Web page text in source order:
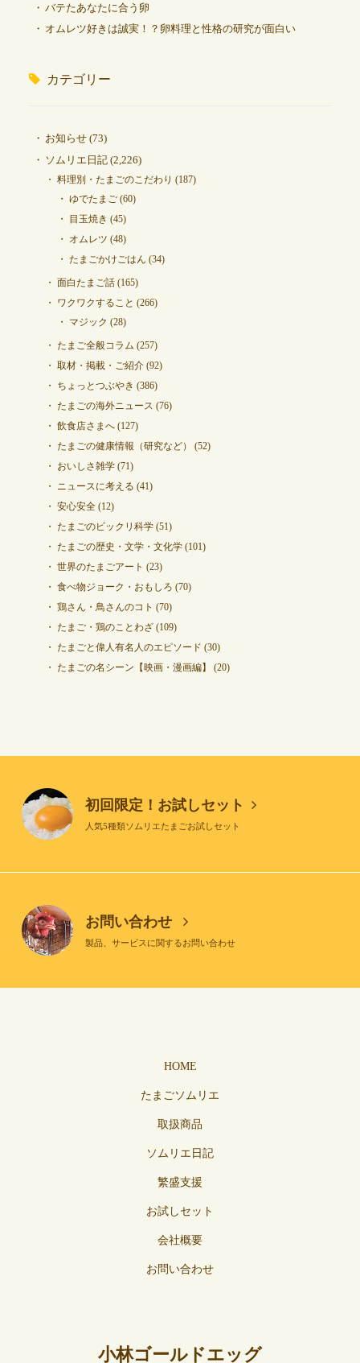
バテたあなたに合う卵
オムレツ好きは誠実！？卵料理と性格の研究が面白い
カテゴリー
お知らせ(73)
ソムリエ日記(2,226)
料理別・たまごのこだわり (187)
ゆでたまご(60)
目玉焼き (45)
オムレツ (48)
たまごかけごはん (34)
面白たまご話(165)
ワクワクすること (266)
マジック (28)
たまご全般コラム (257)
取材・掲載・ご紹介(92)
ちょっとつぶやき (386)
たまごの海外ニュース (76)
飲食店さまへ(127)
たまごの健康情報（研究など）
(52)
おいしさ雑学(71)
ニュースに考える (41)
安心安全(12)
たまごのビックリ科学(51)
たまごの歴史・文学・文化学(101)
世界のたまごアート (23)
食べ物ジョーク・おもしろ (70)
鶏さん・鳥さんのコト (70)
たまご・鶏のことわざ(109)
たまごと偉人有名人のエピソード (30)
たまごの名シーン【映画・漫画編】
(20)
初回限定！お試しセット
人気5種類ソムリエたまごお試しセット
お問い合わせ
製品、サービスに関するお問い合わせ
HOME
たまごソムリエ
取扱商品
ソムリエ日記
繁盛支援
お試しセット
会社概要
お問い合わせ
小林ゴールドエッグ